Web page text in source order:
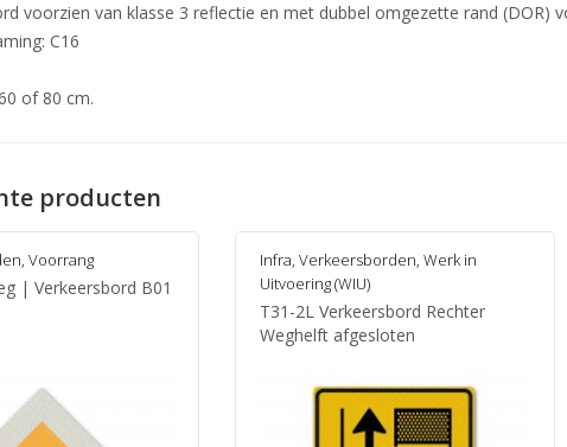
voorzien van klasse 3 reflectie en met dubbel omgezette rand (DOR)
C16
of 80 cm.
producten
, Voorrang
| Verkeersbord B01
Infra, Verkeersborden, Werk in
Uitvoering (WIU)
T31-2L Verkeersbord Rechter
Weghelft afgesloten